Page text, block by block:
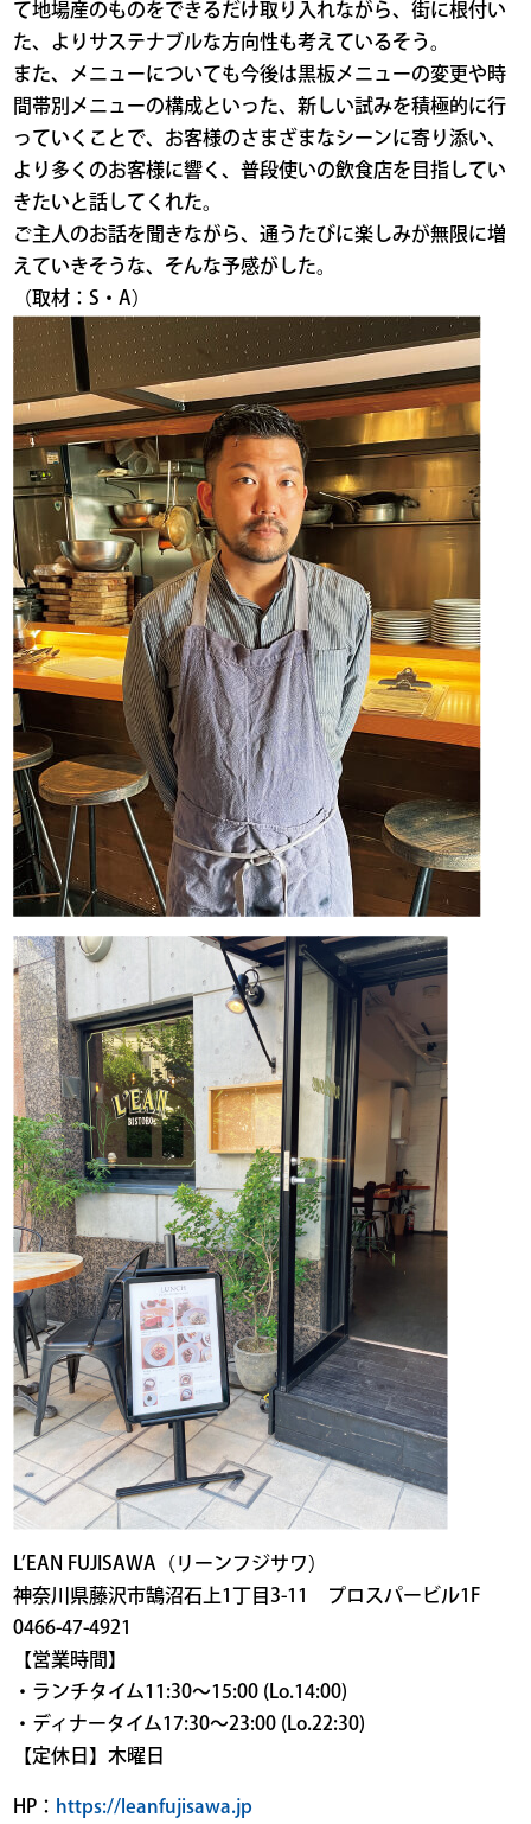
て地場産のものをできるだけ取り入れながら、街に根付い
た、よりサステナブルな方向性も考えているそう。
また、メニューについても今後は黒板メニューの変更や時
間帯別メニューの構成といった、新しい試みを積極的に行
っていくことで、お客様のさまざまなシーンに寄り添い、
より多くのお客様に響く、普段使いの飲食店を目指してい
きたいと話してくれた。
ご主人のお話を聞きながら、通うたびに楽しみが無限に増
えていきそうな、そんな予感がした。
（取材：S・A）
L’EAN FUJISAWA（リーンフジサワ）
神奈川県藤沢市鵠沼石上1丁目3-11 プロスパービル1F
0466-47-4921
【営業時間】
・ランチタイム11:30〜15:00 (Lo.14:00)
・ディナータイム17:30〜23:00 (Lo.22:30)
【定休日】木曜日
HP： https://leanfujisawa.jp